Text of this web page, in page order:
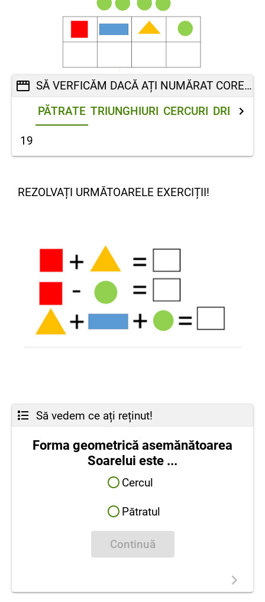
SĂ VERFICĂM DACĂ AȚI NUMĂRAT CORECT!
PĂTRATE TRIUNGHIURI CERCURI
19
REZOLVAȚI URMĂTOARELE EXERCIȚII!
Să vedem ce ați reținut!
Forma geometrică asemănătoarea
Soarelui este ...
Cercul
Pătratul
Continuă